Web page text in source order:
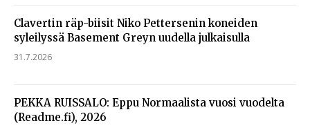
Clavertin räp-biisit Niko Pettersenin koneiden
syleilyssä Basement Greyn uudella julkaisulla
31.7.2026
PEKKA RUISSALO: Eppu Normaalista vuosi vuodelta
(Readme.fi), 2026